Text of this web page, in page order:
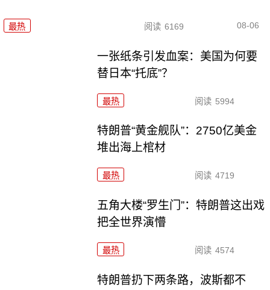
最热 阅读 6169 08-06
一张纸条引发血案：美国为何要
替日本“托底”？
最热 阅读 5994
特朗普“黄金舰队”：2750亿美金
堆出海上棺材
最热 阅读 4719
五角大楼“罗生门”：特朗普这出戏
把全世界演懵
最热 阅读 4574
特朗普扔下两条路，波斯都不